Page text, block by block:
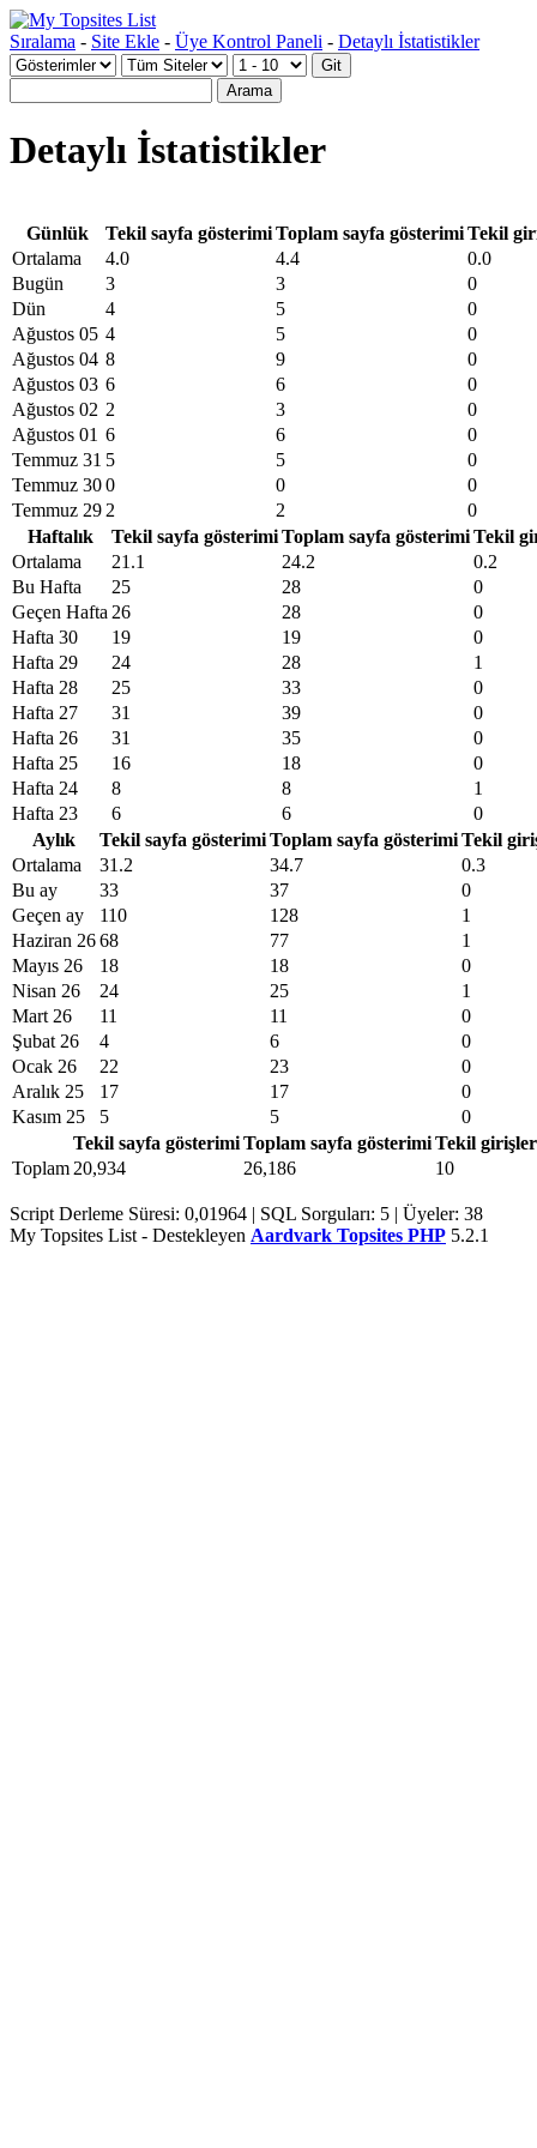
Sıralama - Site Ekle - Üye Kontrol Paneli - Detaylı İstatistikler
Detaylı İstatistikler
Günlük Tekil sayfa gösterimiToplam sayfa gösterimiTekil
Ortalama
4.0 4.4
0.0
Bugün
3 3
0
Dün
4 5
0
Ağustos 05 4 5
0
Ağustos 04 8 9
0
Ağustos 03 6 6
0
Ağustos 02 2 3
0
Ağustos 01 6 6
0
Temmuz 31 5 5
0
Temmuz 300 0
0
Temmuz 29 2 2
0
Haftalık
Tekil sayfa gösterimiToplam sayfa gösterimiTekil
Ortalama
21.1 24.2
0.2
Bu Hafta
25 28
0
Geçen Hafta 26 28
0
Hafta 30
19 19
0
Hafta 29
24 28
1
Hafta 28
25 33
0
Hafta 27
31 39
0
Hafta 26
31 35
0
Hafta 25
16 18
0
Hafta 24
8 8
1
Hafta 23
6 6
0
Aylık
Tekil sayfa gösterimiToplam sayfa gösterimiTekil
Ortalama
31.2 34.7
0.3
Bu ay
33 37
0
Geçen ay
110 128
1
Haziran 2668 77
1
Mayıs 26
18 18
0
Nisan 26
24 25
1
Mart 26
11 11
0
Şubat 26
4 6
0
Ocak 26
22 23
0
Aralık 25
17 17
0
Kasım 25
5 5
0
Tekil sayfa gösterimiToplam sayfa gösterimiTekil girişler
Toplam 20,934 26,186 10
Script Derleme Süresi: 0,01964 | SQL Sorguları: 5 | Üyeler: 38
My Topsites List - Destekleyen Aardvark Topsites PHP 5.2.1